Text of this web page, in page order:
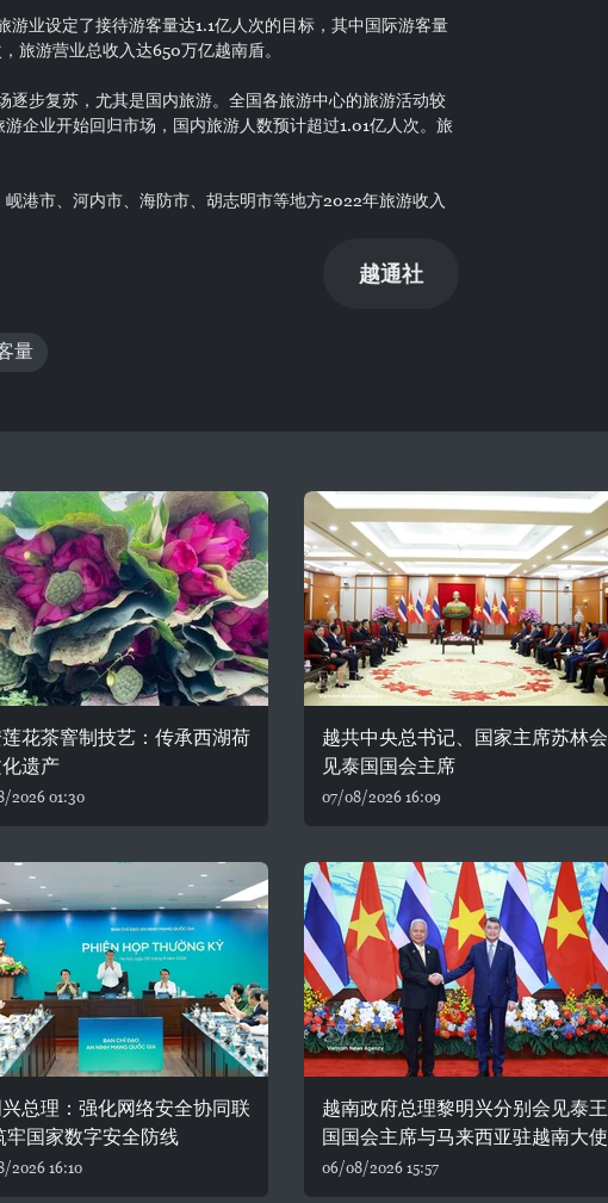
业设定了接待游客量达1.1亿人次的目标，其中国际游客量
旅游营业总收入达650万亿越南盾。
步复苏，尤其是国内旅游。全国各旅游中心的旅游活动较
企业开始回归市场，国内旅游人数预计超过1.01亿人次。旅
港市、河内市、海防市、胡志明市等地方2022年旅游收入
越通社
量
花茶窨制技艺：传承西湖荷
遗产
2026 01:30
越共中央总书记、国家主席苏林会
见泰国国会主席
07/08/2026 16:09
总理：强化网络安全协同联
牢国家数字安全防线
2026 16:10
越南政府总理黎明兴分别会见泰王
国国会主席与马来西亚驻越南大使
06/08/2026 15:57